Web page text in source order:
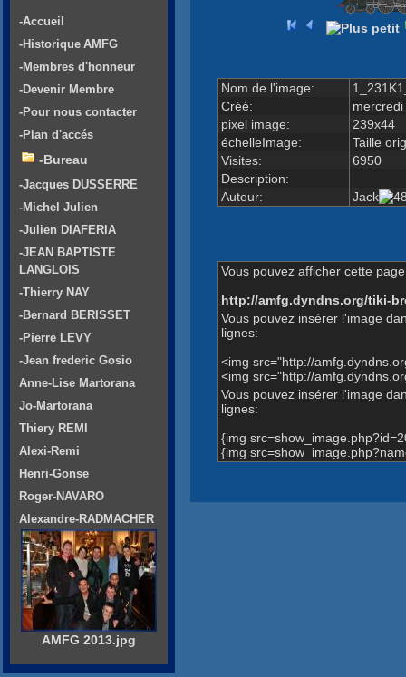
Nom de l'image:
Créé:
pixel image:
239x44
échelleImage:
Taille
Visites:
6950
Description:
Auteur:
Jack
Vous pouvez afficher cette
http://amfg.dyndns.org/tiki-
Vous pouvez insérer l'image
lignes:
<img src="http://
<img src="http://
Vous pouvez insérer l'image
lignes:
{img
{img
-Accueil
-Historique AMFG
-Membres d'honneur
-Devenir Membre
-Pour nous contacter
-Plan d'accés
-Bureau
-Jacques DUSSERRE
-Michel Julien
-Julien DIAFERIA
-JEAN BAPTISTE
LANGLOIS
-Thierry NAY
-Bernard BERISSET
-Pierre LEVY
-Jean frederic Gosio
Anne-Lise Martorana
Jo-Martorana
Thiery REMI
Alexi-Remi
Henri-Gonse
Roger-NAVARO
Alexandre-RADMACHER
AMFG 2013.jpg